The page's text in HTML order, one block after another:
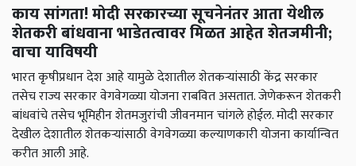
काय सांगता! मोदी सरकारच्या सूचनेनंतर आता येथील
शेतकरी बांधवाना भाडेतत्वावर मिळत आहेत शेतजमीनी;
वाचा याविषयी
भारत कृषीप्रधान देश आहे यामुळे देशातील शेतकऱ्यांसाठी केंद्र सरकार
तसेच राज्य सरकार वेगवेगळ्या योजना राबवित असतात. जेणेकरून शेतकरी
बांधवांचे तसेच भूमिहीन शेतमजुरांची जीवनमान चांगले होईल. मोदी सरकार
देखील देशातील शेतकऱ्यांसाठी वेगवेगळ्या कल्याणकारी योजना कार्यान्वित
करीत आली आहे.